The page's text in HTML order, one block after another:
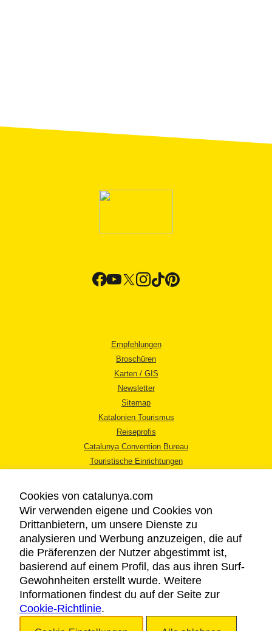
Empfehlungen
Broschüren
Karten / GIS
Newsletter
Sitemap
Katalonien Tourismus
Reiseprofis
Catalunya Convention Bureau
Touristische Einrichtungen
RECHTLICHER HINWEIS
DATENSCHUTZICHTLINIE
COOKIES
BARRIEREFREIHEIT
Cookies von catalunya.com
Wir verwenden eigene und Cookies von
Drittanbietern, um unsere Dienste zu
analysieren und Werbung anzuzeigen, die auf
die Präferenzen der Nutzer abgestimmt ist,
basierend auf einem Profil, das aus ihren Surf-
Gewohnheiten erstellt wurde. Weitere
Informationen findest du auf der Seite zur
Cookie-Richtlinie.